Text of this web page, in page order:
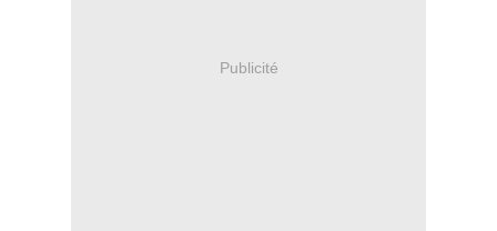
Publicité